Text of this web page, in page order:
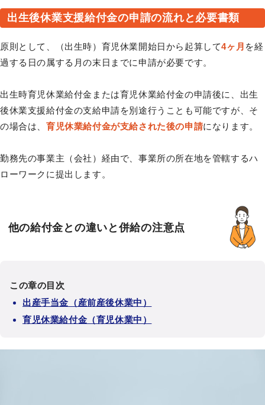
出生後休業支援給付金の申請の流れと必要書類
原則として、（出生時）育児休業開始日から起算して4ヶ月 を経
過する日の属する月の末日までに申請が必要です。
出生時育児休業給付金または育児休業給付金の申請後に、出生
後休業支援給付金の支給申請を別途行うことも可能ですが、そ
の場合は、 育児休業給付金が支給された後の申請になります。
勤務先の事業主（会社）経由で、事業所の所在地を管轄するハ
ローワークに提出します。
他の給付金との違いと併給の注意点
この章の目次
出産手当金（産前産後休業中）
育児休業給付金（育児休業中）